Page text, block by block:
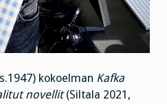
kokoelman Kafka
novellit(Siltala 2021,